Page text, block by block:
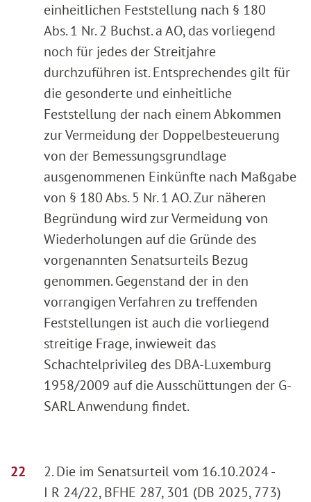
einheitlichen Feststellung nach § 180
Abs. 1 Nr. 2 Buchst. a AO, das vorliegend
noch für jedes der Streitjahre
durchzuführen ist. Entsprechendes gilt für
die gesonderte und einheitliche
Feststellung der nach einem Abkommen
zur Vermeidung der Doppelbesteuerung
von der Bemessungsgrundlage
ausgenommenen Einkünfte nach Maßgabe
von § 180 Abs. 5 Nr. 1 AO. Zur näheren
Begründung wird zur Vermeidung von
Wiederholungen auf die Gründe des
vorgenannten Senatsurteils Bezug
genommen. Gegenstand der in den
vorrangigen Verfahren zu treffenden
Feststellungen ist auch die vorliegend
streitige Frage, inwieweit das
Schachtelprivileg des DBA-Luxemburg
1958/2009 auf die Ausschüttungen der G-
SARL Anwendung findet.
2. Die im Senatsurteil vom 16.10.2024 -
I R 24/22, BFHE 287, 301 (DB 2025, 773)